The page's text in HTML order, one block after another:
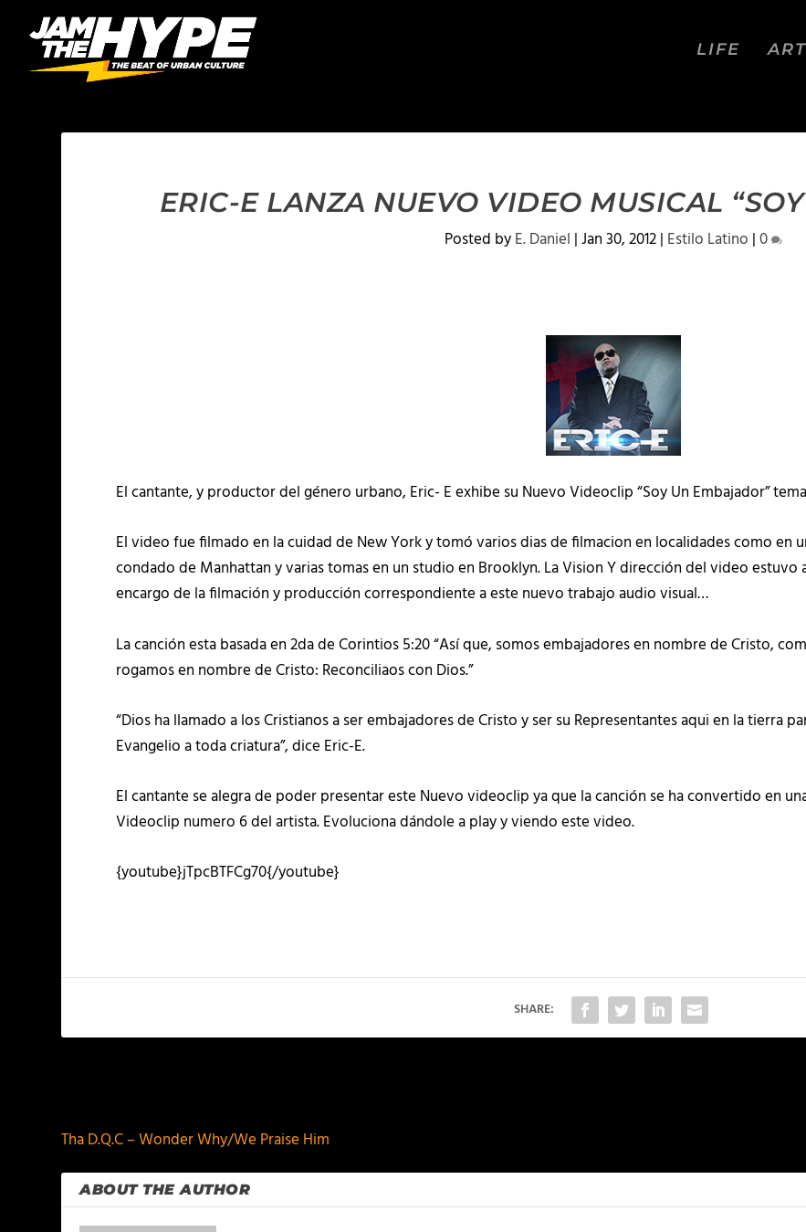
LIFE
ERIC-E LANZA NUEVO VIDEO MUSICAL
Posted byE. Daniel |Jan 30, 2012| Estilo Latino |0
El cantante, y productor del género urbano, Eric- E exhibe su Nuevo Videoclip “Soy Un Embajador”
El video fue filmado en la cuidad de New York y tomó varios dias de filmacion en localidades como en
condado de Manhattan y varias tomas en un studio en Brooklyn. La Vision Y dirección del video estuvo
encargo de la filmación y producción correspondiente a este nuevo trabajo audio visual…
La canción esta basada en 2da de Corintios 5:20 “Así que, somos embajadores en nombre de Cristo,
rogamos en nombre de Cristo: Reconciliaos con Dios.”
“Dios ha llamado a los Cristianos a ser embajadores de Cristo y ser su Representantes aqui en la tierra
Evangelio a toda criatura”, dice Eric-E.
El cantante se alegra de poder presentar este Nuevo videoclip ya que la canción se ha convertido en
Videoclip numero 6 del artista. Evoluciona dándole a play y viendo este video.
{youtube}jTpcBTFCg70{/youtube}
SHARE:
Tha D.Q.C – Wonder Why/We Praise Him
ABOUT THE AUTHOR